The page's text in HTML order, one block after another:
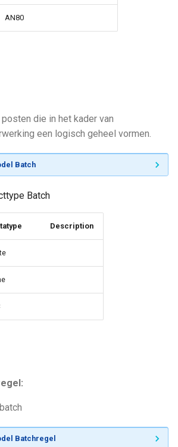
AN80
die in het kader van
een logisch geheel vormen.
Batch
Batch
Description
Batchregel